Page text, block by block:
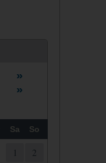
»
»
Sa So
1
2